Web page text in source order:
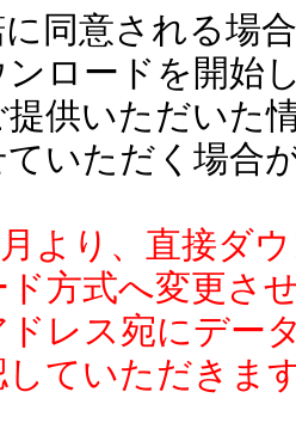
同意される場
ンロードを開始
供いただいた
いただく場合
より、直接ダ
ド方式へ変更さ
ドレス宛にデー
していただきま